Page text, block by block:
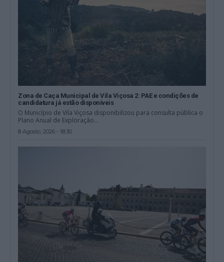
Zona de Caça Municipal de Vila Viçosa 2: PAE e condições de
candidatura já estão disponíveis
O Município de Vila Viçosa disponibilizou para consulta pública o
Plano Anual de Exploração...
8 Agosto, 2026 - 18:30